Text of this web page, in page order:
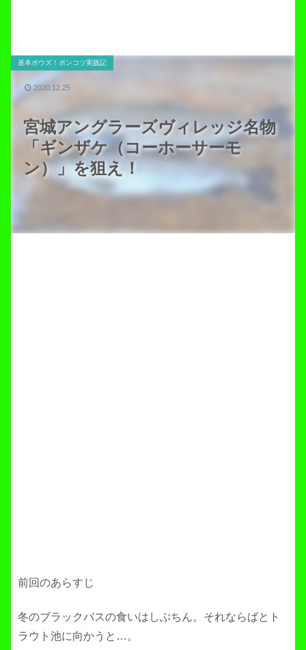
宮城アングラーズヴィレッジ名物
「ギンザケ（コーホーサーモ
ン）」を狙え！
基本ボウズ！ポンコツ実践記
2020.12.25
前回のあらすじ
冬のブラックバスの食いはしぶちん。それならばとト
ラウト池に向かうと…。